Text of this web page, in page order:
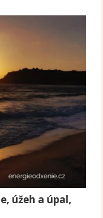
úžeh a úpal,